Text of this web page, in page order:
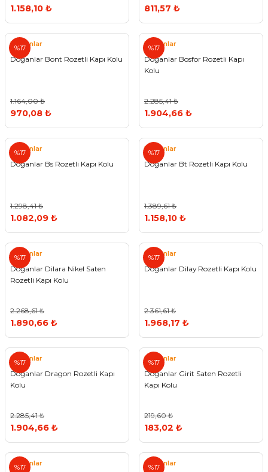
1.158,10 ₺ 811,57 ₺
%17
Doğanlar
Doğanlar Bont Rozetli Kapı Kolu
1.164,00 ₺
970,08 ₺
%17
Doğanlar
Doğanlar Bosfor Rozetli Kapı
Kolu
2.285,41 ₺
1.904,66 ₺
%17
Doğanlar
Doğanlar Bs Rozetli Kapı Kolu
1.298,41 ₺
1.082,09 ₺
%17
Doğanlar
Doğanlar Bt Rozetli Kapı Kolu
1.389,61 ₺
1.158,10 ₺
%17
Doğanlar
Doğanlar Dilara Nikel Saten
Rozetli Kapı Kolu
2.268,61 ₺
1.890,66 ₺
%17
Doğanlar
Doğanlar Dilay Rozetli Kapı Kolu
2.361,61 ₺
1.968,17 ₺
%17
Doğanlar
Doğanlar Dragon Rozetli Kapı
Kolu
2.285,41 ₺
1.904,66 ₺
%17
Doğanlar
Doğanlar Girit Saten Rozetli
Kapı Kolu
219,60 ₺
183,02 ₺
%17
Doğanlar %17
Doğanlar